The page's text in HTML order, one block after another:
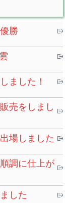
勝
ました！
売をしまし
場しました
調に仕上が
した